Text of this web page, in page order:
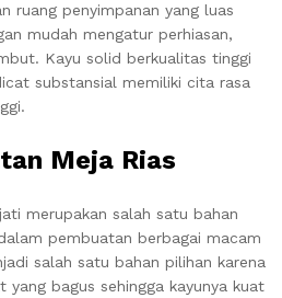
ruang penyimpanan yang luas
mudah mengatur perhiasan,
Kayu solid berkualitas tinggi
substansial memiliki cita rasa
Meja Rias
merupakan salah satu bahan
pembuatan berbagai macam
salah satu bahan pilihan karena
yang bagus sehingga kayunya kuat